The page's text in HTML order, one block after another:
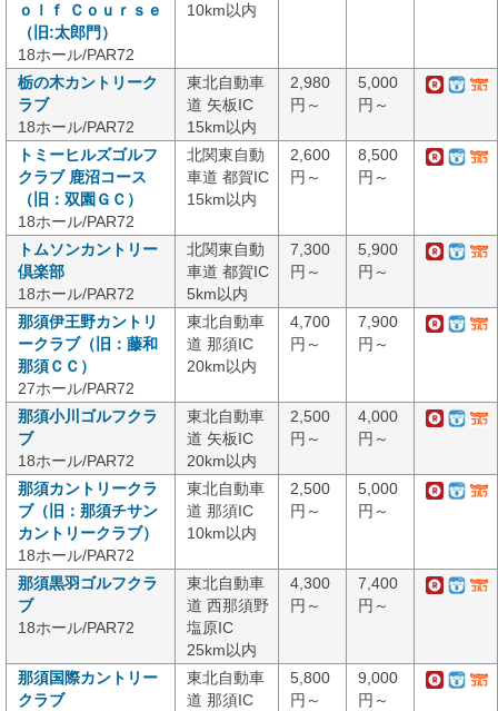
ｏｌｆ Ｃｏｕｒｓｅ
（旧:太郎門）
18ホール/PAR72
10km以内
栃の木カントリーク
ラブ
18ホール/PAR72
東北自動車
道 矢板IC
15km以内
2,980
円～
5,000
円～
トミーヒルズゴルフ
クラブ 鹿沼コース
（旧：双園ＧＣ）
18ホール/PAR72
北関東自動
車道 都賀IC
15km以内
2,600
円～
8,500
円～
トムソンカントリー
倶楽部
18ホール/PAR72
北関東自動
車道 都賀IC
5km以内
7,300
円～
5,900
円～
那須伊王野カントリ
ークラブ（旧：藤和
那須ＣＣ）
27ホール/PAR72
東北自動車
道 那須IC
20km以内
4,700
円～
7,900
円～
那須小川ゴルフクラ
ブ
18ホール/PAR72
東北自動車
道 矢板IC
20km以内
2,500
円～
4,000
円～
那須カントリークラ
ブ（旧：那須チサン
カントリークラブ）
18ホール/PAR72
東北自動車
道 那須IC
10km以内
2,500
円～
5,000
円～
那須黒羽ゴルフクラ
ブ
18ホール/PAR72
東北自動車
道 西那須野
塩原IC
25km以内
4,300
円～
7,400
円～
那須国際カントリー
クラブ
東北自動車
道 那須IC
5,800
円～
9,000
円～